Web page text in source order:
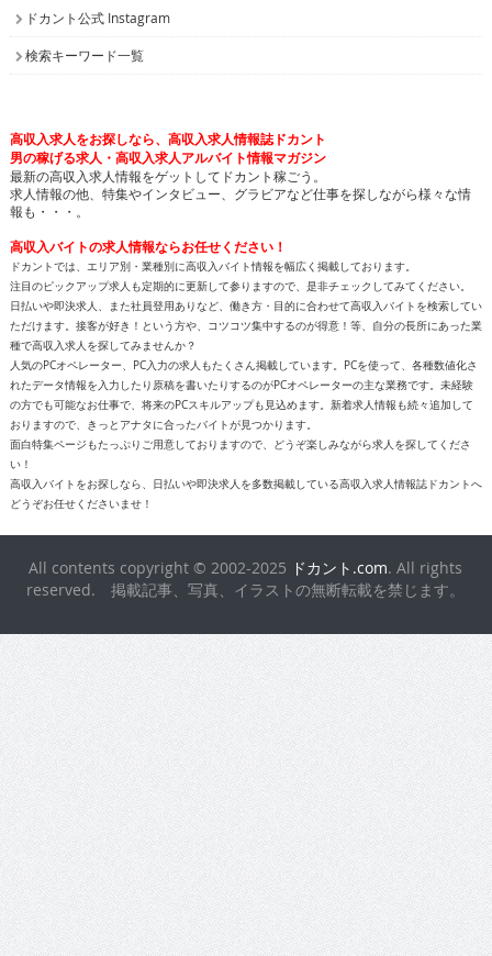
ドカント公式 Instagram
検索キーワード一覧
高収入求人をお探しなら、高収入求人情報誌ドカント
男の稼げる求人・高収入求人アルバイト情報マガジン
最新の高収入求人情報をゲットしてドカント稼ごう。
求人情報の他、特集やインタビュー、グラビアなど仕事を探しながら様々な情
報も・・・。
高収入バイトの求人情報ならお任せください！
ドカントでは、エリア別・業種別に高収入バイト情報を幅広く掲載しております。
注目のピックアップ求人も定期的に更新して参りますので、是非チェックしてみてください。
日払いや即決求人、また社員登用ありなど、働き方・目的に合わせて高収入バイトを検索してい
ただけます。接客が好き！という方や、コツコツ集中するのが得意！等、自分の長所にあった業
種で高収入求人を探してみませんか？
人気のPCオペレーター、PC入力の求人もたくさん掲載しています。PCを使って、各種数値化さ
れたデータ情報を入力したり原稿を書いたりするのがPCオペレーターの主な業務です。未経験
の方でも可能なお仕事で、将来のPCスキルアップも見込めます。新着求人情報も続々追加して
おりますので、きっとアナタに合ったバイトが見つかります。
面白特集ページもたっぷりご用意しておりますので、どうぞ楽しみながら求人を探してくださ
い！
高収入バイトをお探しなら、日払いや即決求人を多数掲載している高収入求人情報誌ドカントへ
どうぞお任せくださいませ！
All contents copyright © 2002-2025 ドカント.com. All rights
reserved. 掲載記事、写真、イラストの無断転載を禁じます。